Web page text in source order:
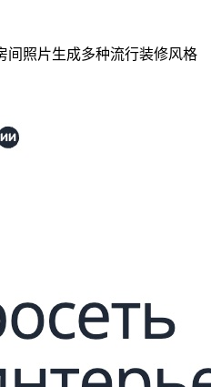
间照片生成多种流行装修风格